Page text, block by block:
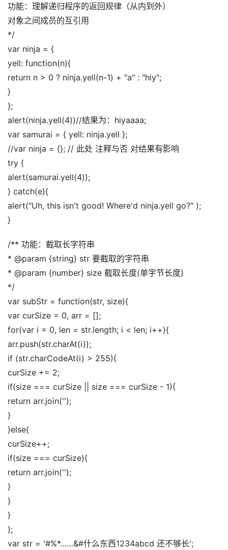
功能：理解递归程序的返回规律（从内到外）
对象之间成员的互引用
*/
var ninja = {
yell: function(n){
return n > 0 ? ninja.yell(n-1) + "a" : "hiy";
}
};
alert(ninja.yell(4))//结果为：hiyaaaa;
var samurai = { yell: ninja.yell };
//var ninja = {}; // 此处 注释与否 对结果有影响
try {
alert(samurai.yell(4));
} catch(e){
alert("Uh, this isn't good! Where'd ninja.yell go?" );
}
/** 功能：截取长字符串
* @param {string} str 要截取的字符串
* @param {number} size 截取长度(单字节长度)
*/
var subStr = function(str, size){
var curSize = 0, arr = [];
for(var i = 0, len = str.length; i < len; i++){
arr.push(str.charAt(i));
if (str.charCodeAt(i) > 255){
curSize += 2;
if(size === curSize || size === curSize - 1){
return arr.join('');
}
}else{
curSize++;
if(size === curSize){
return arr.join('');
}
}
}
};
var str = '#%*……&#什么东西1234abcd 还不够长';